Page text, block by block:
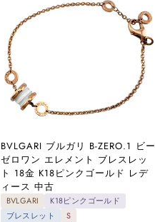
BVLGARI ブルガリ B-ZERO.1 ビー
ゼロワン エレメント ブレスレッ
ト 18金 K18ピンクゴールド レデ
ィース 中古
BVLGARI
K18ピンクゴールド
ブレスレット
S